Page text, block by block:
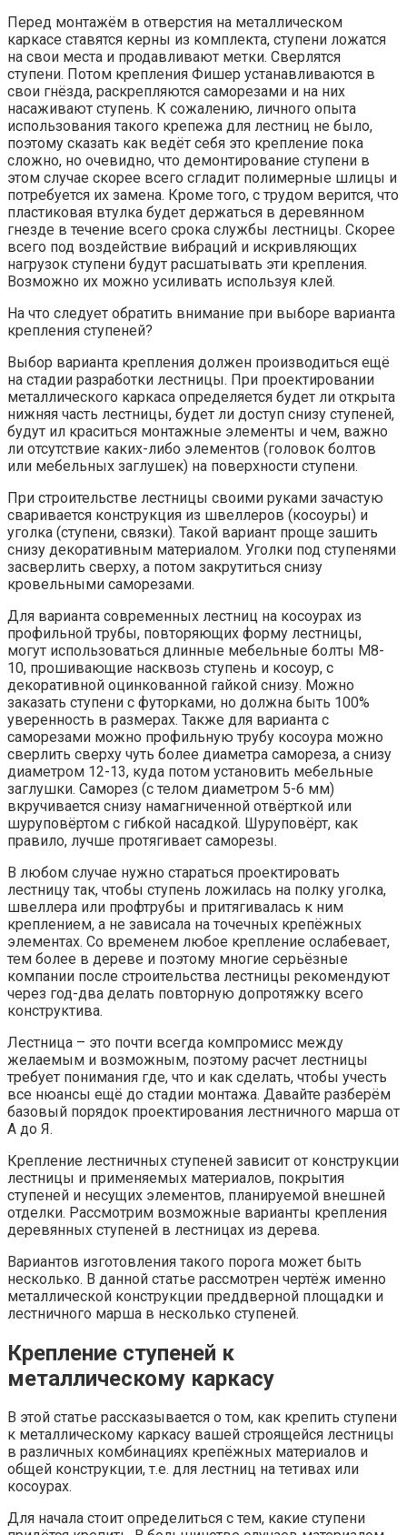
Перед монтажём в отверстия на металлическом
каркасе ставятся керны из комплекта, ступени ложатся
на свои места и продавливают метки. Сверлятся
ступени. Потом крепления Фишер устанавливаются в
свои гнёзда, раскрепляются саморезами и на них
насаживают ступень. К сожалению, личного опыта
использования такого крепежа для лестниц не было,
поэтому сказать как ведёт себя это крепление пока
сложно, но очевидно, что демонтирование ступени в
этом случае скорее всего сгладит полимерные шлицы и
потребуется их замена. Кроме того, с трудом верится, что
пластиковая втулка будет держаться в деревянном
гнезде в течение всего срока службы лестницы. Скорее
всего под воздействие вибраций и искривляющих
нагрузок ступени будут расшатывать эти крепления.
Возможно их можно усиливать используя клей.
На что следует обратить внимание при выборе варианта
крепления ступеней?
Выбор варианта крепления должен производиться ещё
на стадии разработки лестницы. При проектировании
металлического каркаса определяется будет ли открыта
нижняя часть лестницы, будет ли доступ снизу ступеней,
будут ил краситься монтажные элементы и чем, важно
ли отсутствие каких-либо элементов (головок болтов
или мебельных заглушек) на поверхности ступени.
При строительстве лестницы своими руками зачастую
сваривается конструкция из швеллеров (косоуры) и
уголка (ступени, связки). Такой вариант проще зашить
снизу декоративным материалом. Уголки под ступенями
засверлить сверху, а потом закрутиться снизу
кровельными саморезами.
Для варианта современных лестниц на косоурах из
профильной трубы, повторяющих форму лестницы,
могут использоваться длинные мебельные болты М8-
10, прошивающие насквозь ступень и косоур, с
декоративной оцинкованной гайкой снизу. Можно
заказать ступени с футорками, но должна быть 100%
уверенность в размерах. Также для варианта с
саморезами можно профильную трубу косоура можно
сверлить сверху чуть более диаметра самореза, а снизу
диаметром 12-13, куда потом установить мебельные
заглушки. Саморез (с телом диаметром 5-6 мм)
вкручивается снизу намагниченной отвёрткой или
шуруповёртом с гибкой насадкой. Шуруповёрт, как
правило, лучше протягивает саморезы.
В любом случае нужно стараться проектировать
лестницу так, чтобы ступень ложилась на полку уголка,
швеллера или профтрубы и притягивалась к ним
креплением, а не зависала на точечных крепёжных
элементах. Со временем любое крепление ослабевает,
тем более в дереве и поэтому многие серьёзные
компании после строительства лестницы рекомендуют
через год-два делать повторную допротяжку всего
конструктива.
Лестница – это почти всегда компромисс между
желаемым и возможным, поэтому расчет лестницы
требует понимания где, что и как сделать, чтобы учесть
все нюансы ещё до стадии монтажа. Давайте разберём
базовый порядок проектирования лестничного марша от
А до Я.
Крепление лестничных ступеней зависит от конструкции
лестницы и применяемых материалов, покрытия
ступеней и несущих элементов, планируемой внешней
отделки. Рассмотрим возможные варианты крепления
деревянных ступеней в лестницах из дерева.
Вариантов изготовления такого порога может быть
несколько. В данной статье рассмотрен чертёж именно
металлической конструкции преддверной площадки и
лестничного марша в несколько ступеней.
Крепление ступеней к
металлическому каркасу
В этой статье рассказывается о том, как крепить ступени
к металлическому каркасу вашей строящейся лестницы
в различных комбинациях крепёжных материалов и
общей конструкции, т.е. для лестниц на тетивах или
косоурах.
Для начала стоит определиться с тем, какие ступени